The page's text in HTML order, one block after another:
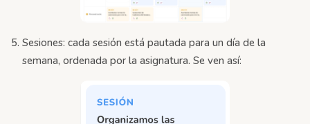
Sesiones: cada sesión está pautada para un día de la
semana, ordenada por la asignatura. Se ven así: